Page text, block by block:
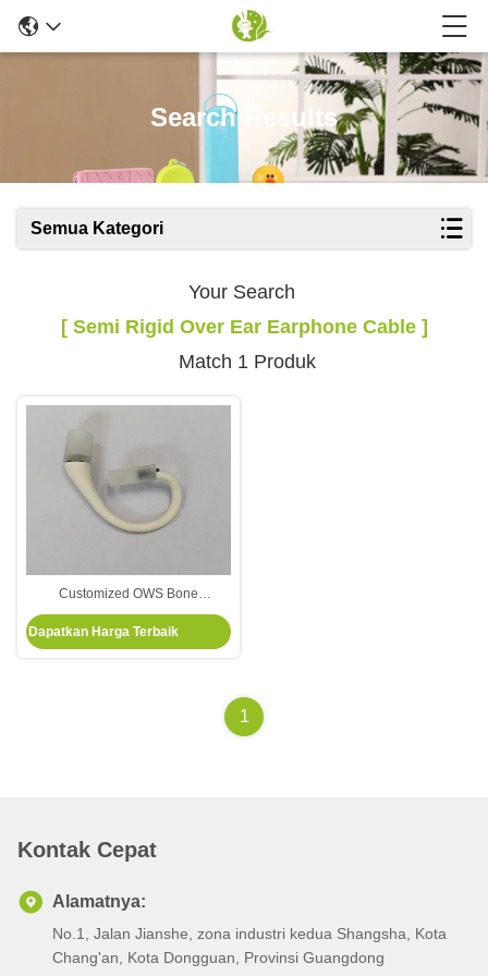
Search Results
Semua Kategori
Your Search
[ Semi Rigid Over Ear Earphone Cable ]
Match 1 Produk
Customized OWS Bone
Conduction Earphone Asesoris
Silikon Semi-keras Over-Ear
Earphone Kabel Ear Hook Kabel
Dapatkan Harga Terbaik
1
Kontak Cepat
Alamatnya:
No.1, Jalan Jianshe, zona industri kedua Shangsha, Kota
Chang'an, Kota Dongguan, Provinsi Guangdong